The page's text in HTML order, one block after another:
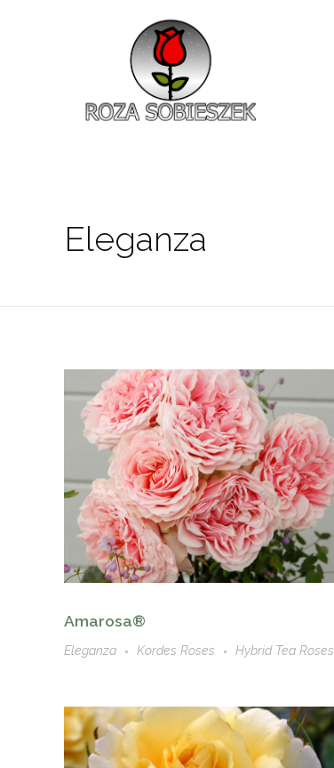
Eleganza
Amarosa®
Eleganza Kordes Roses Hybrid Tea Roses